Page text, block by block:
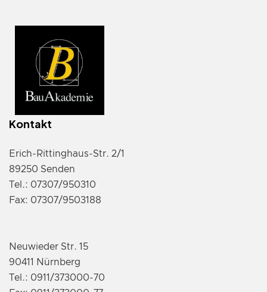
Kontakt
Erich-Rittinghaus-Str. 2/1
89250 Senden
Tel.: 07307/950310
Fax: 07307/9503188
Neuwieder Str. 15
90411 Nürnberg
Tel.: 0911/373000-70